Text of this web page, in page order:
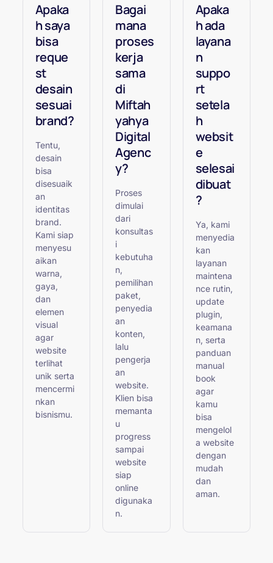
Apaka
h saya
bisa
reque
st
desain
sesuai
brand?
Tentu,
desain
bisa
disesuaik
an
identitas
brand.
Kami siap
menyesu
aikan
warna,
gaya,
dan
elemen
visual
agar
website
terlihat
unik serta
mencermi
nkan
bisnismu.
Bagai
mana
proses
kerja
sama
di
Miftah
yahya
Digital
Agenc
y?
Proses
dimulai
dari
konsultas
i
kebutuha
n,
pemilihan
paket,
penyedia
an
konten,
lalu
pengerja
an
website.
Klien bisa
memanta
u
progress
sampai
website
siap
online
digunaka
n.
Apaka
h ada
layana
n
suppo
rt
setela
h
websit
e
selesai
dibuat
?
Ya, kami
menyedia
kan
layanan
maintena
nce rutin,
update
plugin,
keamana
n, serta
panduan
manual
book
agar
kamu
bisa
mengelol
a website
dengan
mudah
dan
aman.